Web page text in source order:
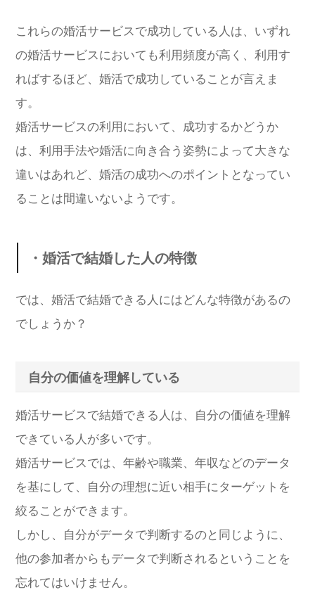
これらの婚活サービスで成功している人は、いずれ
の婚活サービスにおいても利用頻度が高く、利用す
ればするほど、婚活で成功していることが言えま
す。
婚活サービスの利用において、成功するかどうか
は、利用手法や婚活に向き合う姿勢によって大きな
違いはあれど、婚活の成功へのポイントとなってい
ることは間違いないようです。
・婚活で結婚した人の特徴
では、婚活で結婚できる人にはどんな特徴があるの
でしょうか？
自分の価値を理解している
婚活サービスで結婚できる人は、自分の価値を理解
できている人が多いです。
婚活サービスでは、年齢や職業、年収などのデータ
を基にして、自分の理想に近い相手にターゲットを
絞ることができます。
しかし、自分がデータで判断するのと同じように、
他の参加者からもデータで判断されるということを
忘れてはいけません。